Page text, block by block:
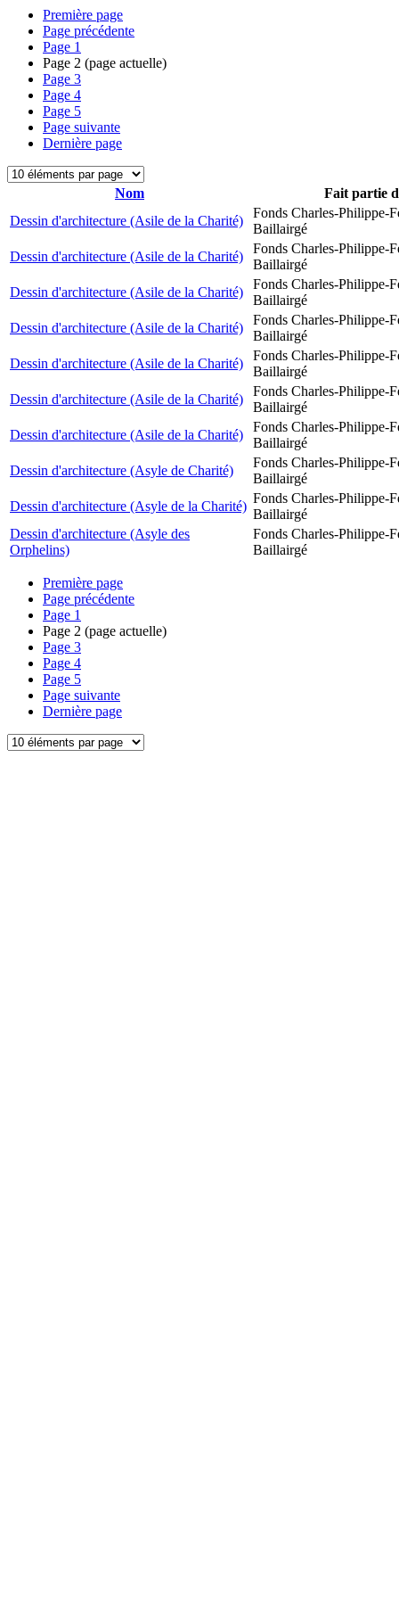
Première page
Page précédente
Page 1
Page 2 (page actuelle)
Page 3
Page 4
Page 5
Page suivante
Dernière page
Nom
Fait partie
Dessin d'architecture (Asile de la Charité)
Fonds Charles-Philippe-
Baillairgé
Dessin d'architecture (Asile de la Charité)
Fonds Charles-Philippe-
Baillairgé
Dessin d'architecture (Asile de la Charité)
Fonds Charles-Philippe-
Baillairgé
Dessin d'architecture (Asile de la Charité)
Fonds Charles-Philippe-
Baillairgé
Dessin d'architecture (Asile de la Charité)
Fonds Charles-Philippe-
Baillairgé
Dessin d'architecture (Asile de la Charité)
Fonds Charles-Philippe-
Baillairgé
Dessin d'architecture (Asile de la Charité)
Fonds Charles-Philippe-
Baillairgé
Dessin d'architecture (Asyle de Charité)
Fonds Charles-Philippe-
Baillairgé
Dessin d'architecture (Asyle de la Charité)
Fonds Charles-Philippe-
Baillairgé
Dessin d'architecture (Asyle des
Orphelins)
Fonds Charles-Philippe-
Baillairgé
Première page
Page précédente
Page 1
Page 2 (page actuelle)
Page 3
Page 4
Page 5
Page suivante
Dernière page